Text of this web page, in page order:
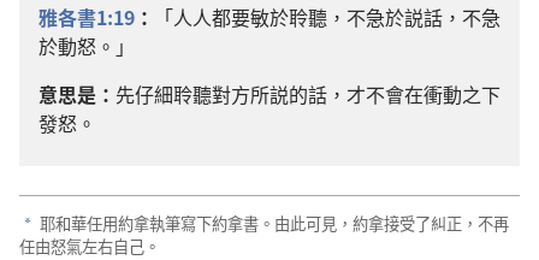
雅各書1:19 ：
「人人都要敏於聆聽，不急於説話，不急
於動怒。」
意思是： 先仔細聆聽對方所説的話，才不會在衝動之下
發怒。
a 耶和華任用約拿執筆寫下約拿書。由此可見，約拿接受了糾正，不再
任由怒氣左右自己。